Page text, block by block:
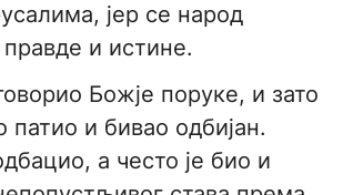
јер се народ
и истине.
Божје поруке, и зато
патио и бивао одбијан.
а често је био и